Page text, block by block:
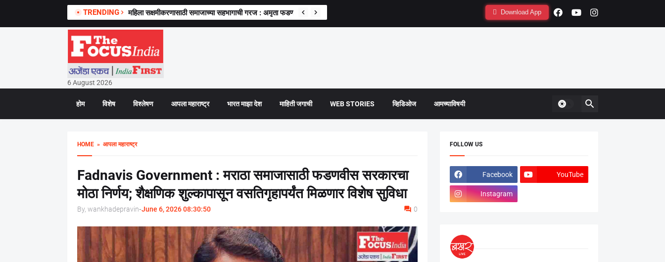
TRENDING महिला सक्षमीकरणासाठी समाजाच्या सहभागाची गरज : अमृता फडणवीस Download App
6 August 2026
होम विशेष विश्लेषण आपला महाराष्ट्र भारत माझा देश माहिती जगाची WEB STORIES व्हिडिओज आमच्याविषयी
HOME» आपला महाराष्ट्र
Fadnavis Government : मराठा समाजासाठी फडणवीस सरकारचा
मोठा निर्णय; शैक्षणिक शुल्कापासून वसतिगृहापर्यंत मिळणार विशेष सुविधा
By, wankhadepravin-June 6, 2026 08:30:50 0
FOLLOW US
Facebook YouTube
Instagram